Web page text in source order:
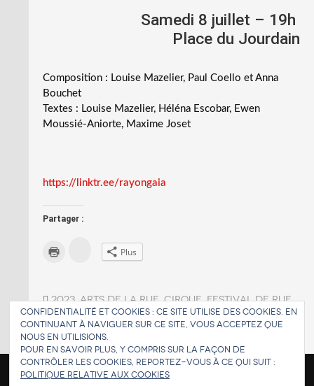
Samedi 8 juillet – 19h
Place du Jourdain
Composition : Louise Mazelier, Paul Coello et Anna
Bouchet
Textes : Louise Mazelier, Héléna Escobar, Ewen
Moussié-Aniorte, Maxime Joset
https://linktr.ee/rayongaia
Partager :
r
p
o
u
r
i
m
p
r
i
C
z
p
o
u
r
p
a
t
a
g
Plus
2023,arts de la rue,cirque,festival de rue,
graulhet,rues d'été,spectacle de rue,tarn,
THÉÂTRE
Confidentialité et cookies : ce site utilise des cookies. En
continuant à naviguer sur ce site, vous acceptez que
nous en utilisions.
Pour en savoir plus, y compris sur la façon de
contrôler les cookies, reportez-vous à ce qui suit :
Politique relative aux cookies